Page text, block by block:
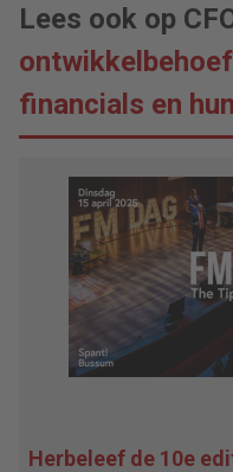
Lees ook op
financials en hun
Herbeleef de 10e